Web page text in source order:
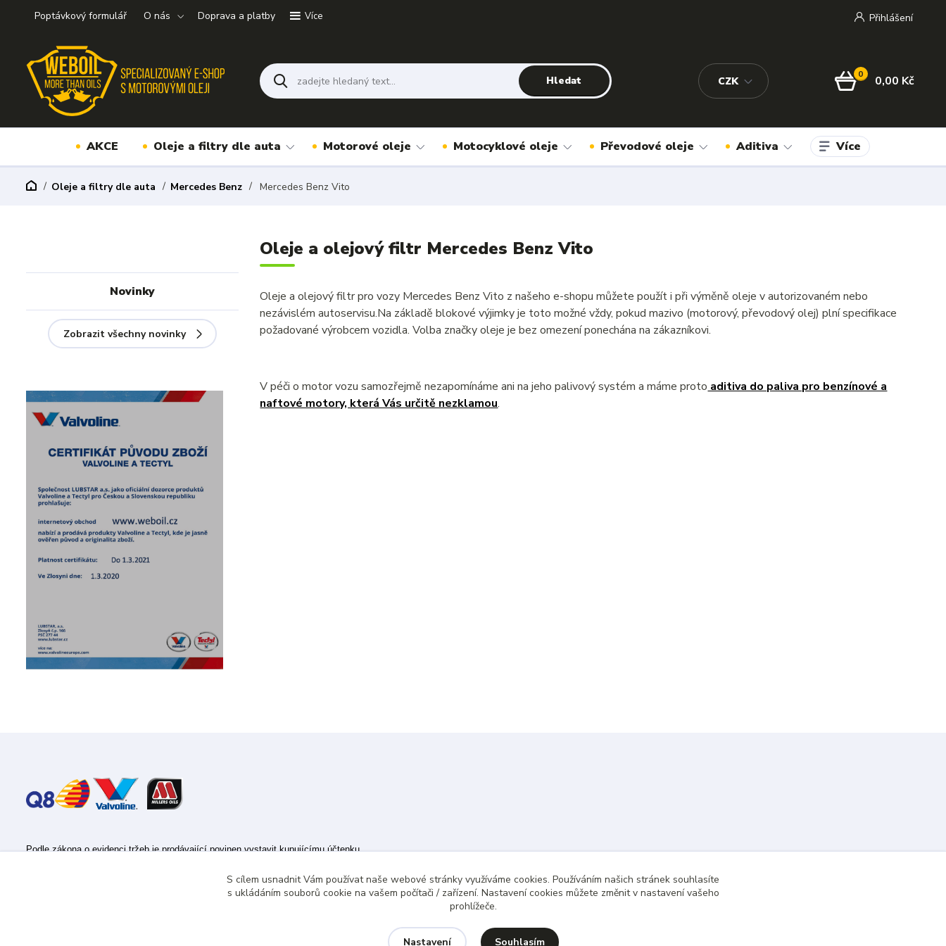
Poptávkový formulář O nás Doprava a platby Více
CZK
Přihlášení
Hledat 0 0,00 Kč
AKCE Oleje a filtry dle auta Motorové oleje Motocyklové oleje Převodové oleje Aditiva Více
Oleje a filtry dle auta Mercedes Benz Mercedes Benz Vito
Oleje a olejový filtr Mercedes Benz Vito
Oleje a olejový filtr pro vozy Mercedes Benz Vito z našeho e-shopu můžete použít i při výměně oleje v autorizovaném nebo
nezávislém autoservisu.Na základě blokové výjimky je toto možné vždy, pokud mazivo (motorový, převodový olej) plní specifikace
požadované výrobcem vozidla. Volba značky oleje je bez omezení ponechána na zákazníkovi.
V péči o motor vozu samozřejmě nezapomínáme ani na jeho palivový systém a máme proto aditiva do paliva pro benzínové a
naftové motory, která Vás určitě nezklamou.
Novinky
Zobrazit všechny novinky
Podle zákona o evidenci tržeb je prodávající povinen vystavit kupujícímu účtenku.
Zároveň je povinen zaevidovat přijatou tržbu u správce daně online; v případě technického výpadku pak nejpozději do 48 hodin.
S cílem usnadnit Vám používat naše webové stránky využíváme cookies. Používáním našich stránek souhlasíte
s ukládáním souborů cookie na vašem počítači / zařízení. Nastavení cookies můžete změnit v nastavení vašeho
prohlížeče.
Nastavení Souhlasím